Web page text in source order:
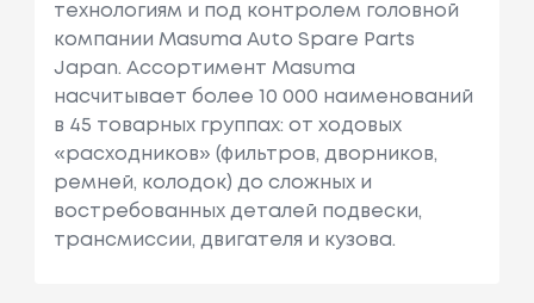
технологиям и под контролем головной
компании Masuma Auto Spare Parts
Japan. Ассортимент Masuma
насчитывает более 10 000 наименований
в 45 товарных группах: от ходовых
«расходников» (фильтров, дворников,
ремней, колодок) до сложных и
востребованных деталей подвески,
трансмиссии, двигателя и кузова.